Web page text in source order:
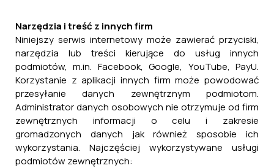
Narzędzia i treść z innych firm
Niniejszy serwis internetowy może zawierać przyciski,
narzędzia lub treści kierujące do usług innych
podmiotów, m.in. Facebook, Google, YouTube, PayU.
Korzystanie z aplikacji innych firm może powodować
przesyłanie danych zewnętrznym podmiotom.
Administrator danych osobowych nie otrzymuje od firm
zewnętrznych informacji o celu i zakresie
gromadzonych danych jak również sposobie ich
wykorzystania. Najczęściej wykorzystywane usługi
podmiotów zewnętrznych: